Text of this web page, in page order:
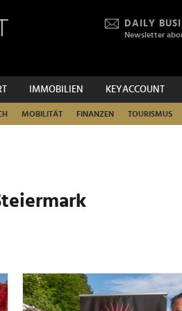
DAILY
Newsletter
IMMOBILIEN KEYACCOUNT
MOBILITÄT FINANZEN TOURISMUS